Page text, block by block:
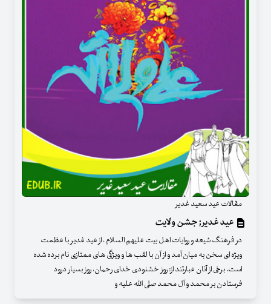
مقالات عید سعید غدیر
عید غدیر ; جشن ولایت
در فرهنگ شیعه و روایات اهل بیت علیهم السلام ، از عید غدیر با عظمت
ویژه ای سخن به میان آمد و از آن با لقب ها و ویژگی های ممتازی نام برده شده
است. برخی از آنان عبارتند از: روز خشنودی خدای رحمان، روز بسیار درود
فرستادن بر محمد و آل محمد صلی الله علیه و